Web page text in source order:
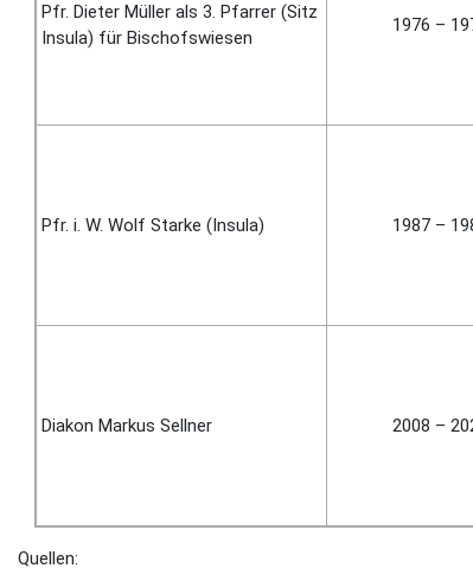
Pfr. Dieter Müller als 3. Pfar­rer (Sitz
Insula) für Bi­schofs­wiesen
1976 –
Pfr. i. W. Wolf Starke (Insula) 1987 –
Diakon Markus Sellner 2008 –
Quellen: